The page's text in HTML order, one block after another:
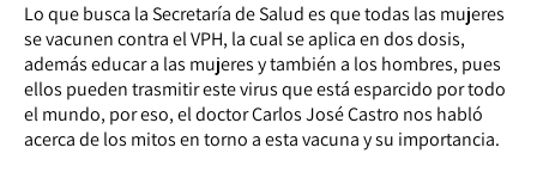
Lo que busca la Secretaría de Salud es que todas las mujeres
se vacunen contra el VPH, la cual se aplica en dos dosis,
además educar a las mujeres y también a los hombres, pues
ellos pueden trasmitir este virus que está esparcido por todo
el mundo, por eso, el doctor Carlos José Castro nos habló
acerca de los mitos en torno a esta vacuna y su importancia.